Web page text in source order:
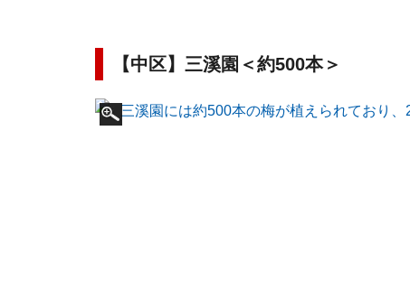
【中区】三溪園＜約500本＞